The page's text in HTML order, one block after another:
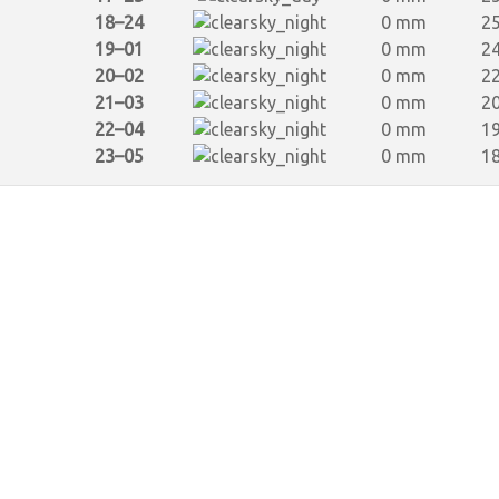
18–24
0 mm
19–01
0 mm
20–02
0 mm
21–03
0 mm
22–04
0 mm
23–05
0 mm